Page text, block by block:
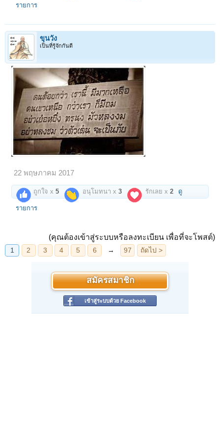
รายการ
ขุนวัง
เป็นที่รู้จักกันดี
22 พฤษภาคม 2017
ถูกใจ x5 อนุโมทนา x3 รักเลย x2 ดู
รายการ
(คุณต้องเข้าสู่ระบบหรือลงทะเบียน เพื่อที่จะโพสต์)
สมัครสมาชิก
เข้าสู่ระบบด้วย Facebook